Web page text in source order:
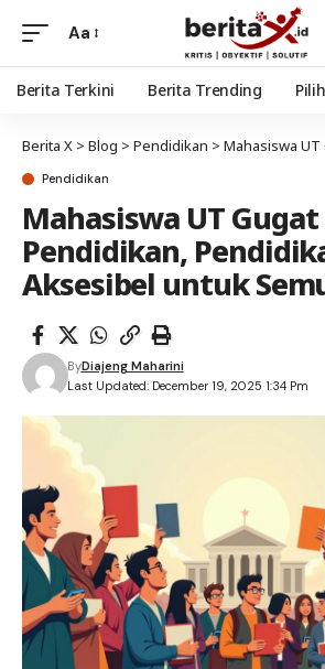
Aa
Berita Terkini Berita Trending
Berita X > Blog > Pendidikan > Mahasiswa UT Gugat UU
Pendidikan
Mahasiswa UT Gugat
Pendidikan,
Aksesibel untuk
Last Updated: December 19, 2025 1:34 Pm
ByDiajeng Maharini